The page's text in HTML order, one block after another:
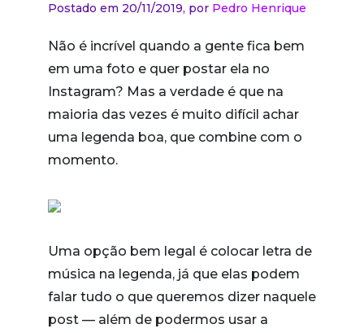
Postado em 20/11/2019, por Pedro Henrique
Não é incrível quando a gente fica bem
em uma foto e quer postar ela no
Instagram? Mas a verdade é que na
maioria das vezes é muito difícil achar
uma legenda boa, que combine com o
momento.
Uma opção bem legal é colocar letra de
música na legenda, já que elas podem
falar tudo o que queremos dizer naquele
post — além de podermos usar a